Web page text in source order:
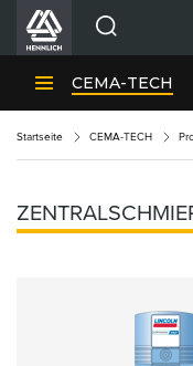
HENNLICH-
DE
Einkaufsliste
CEMA-TECH
Startseite CEMA-TECH